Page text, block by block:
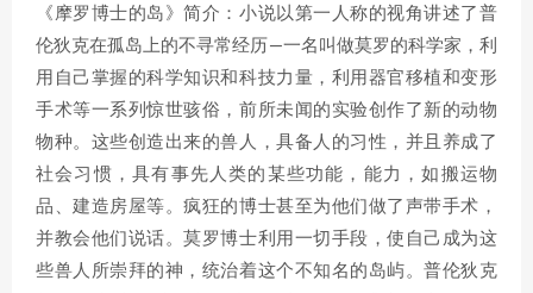
《摩罗博士的岛》简介：小说以第一人称的视角讲述了普
伦狄克在孤岛上的不寻常经历—一名叫做莫罗的科学家，利
用自己掌握的科学知识和科技力量，利用器官移植和变形
手术等一系列惊世骇俗，前所未闻的实验创作了新的动物
物种。这些创造出来的兽人，具备人的习性，并且养成了
社会习惯，具有事先人类的某些功能，能力，如搬运物
品、建造房屋等。疯狂的博士甚至为他们做了声带手术，
并教会他们说话。莫罗博士利用一切手段，使自己成为这
些兽人所崇拜的神，统治着这个不知名的岛屿。普伦狄克